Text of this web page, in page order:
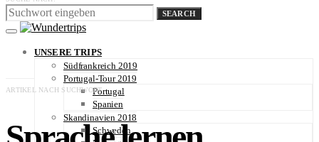
SEARCH
UNSERE TRIPS
Südfrankreich 2019
Portugal-Tour 2019
Portugal
Spanien
Skandinavien 2018
Schweden
ARTIKEL NACH SUCHWORT